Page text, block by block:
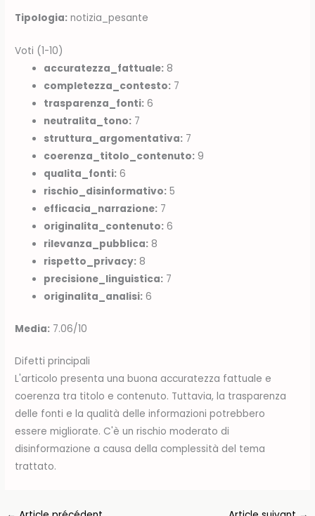
Tipologia: notizia_pesante
Voti (1-10)
accuratezza_fattuale: 8
completezza_contesto: 7
trasparenza_fonti: 6
neutralita_tono: 7
struttura_argomentativa: 7
coerenza_titolo_contenuto: 9
qualita_fonti: 6
rischio_disinformativo: 5
efficacia_narrazione: 7
originalita_contenuto: 6
rilevanza_pubblica: 8
rispetto_privacy: 8
precisione_linguistica: 7
originalita_analisi: 6
Media: 7.06/10
Difetti principali
L'articolo presenta una buona accuratezza fattuale e
coerenza tra titolo e contenuto. Tuttavia, la trasparenza
delle fonti e la qualità delle informazioni potrebbero
essere migliorate. C'è un rischio moderato di
disinformazione a causa della complessità del tema
trattato.